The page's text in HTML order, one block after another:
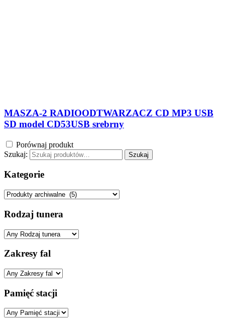
MASZA-2 RADIOODTWARZACZ CD MP3 USB
SD model CD53USB srebrny
Porównaj produkt
Szukaj:
Szukaj
Kategorie
Rodzaj tunera
Zakresy fal
Pamięć stacji